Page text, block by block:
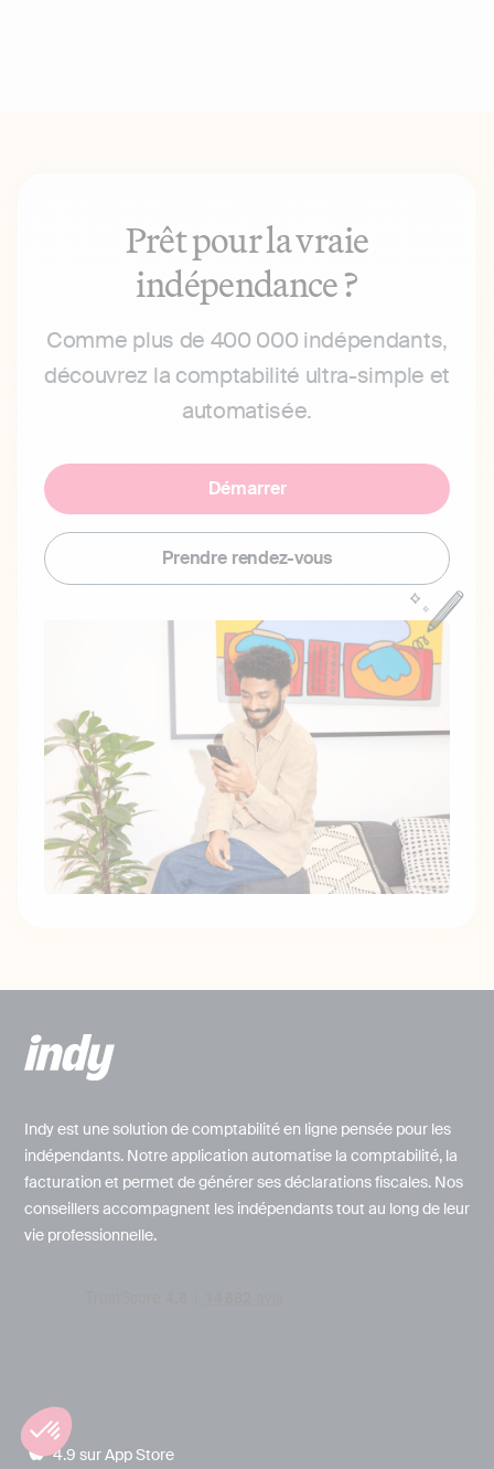
Prêt pour la vraie
indépendance ?
Comme plus de 400 000 indépendants,
découvrez la comptabilité ultra-simple et
automatisée.
Démarrer
Prendre rendez-vous
Indy est une solution de comptabilité en ligne pensée pour les
indépendants. Notre application automatise la comptabilité, la
facturation et permet de générer ses déclarations fiscales. Nos
conseillers accompagnent les indépendants tout au long de leur
vie professionnelle.
4.9 sur App Store